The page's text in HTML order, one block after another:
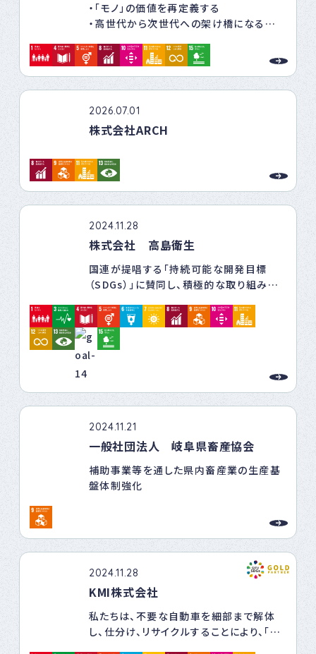
3. ジェンダー平等を実現しよう（目標5）
育児への父親の積極的な参加を促し、男
女ともに子育てしやすい社会を目指しま
す。
4. 住み続けられるまちづくりを（目標11）
地域の子育て支援ネットワークを強化し、
子育てしやすい環境を整え、地域活性化に
5. パートナーシップで目標を達成しよう
（目標17）
行政・企業・教育機関・地域団体と連携し、
ベビーダンスを軸にした持続可能な社会
この経営方針のもと、私たちはベビーダン
ス等の活動を通じて、より良い未来を築く
・「モノ」の価値を再定義する
・高世代から次世代への架け橋になる
【使命（ミッション）】
生い立ち・年齢・性別・病・既往症や障がい
で不当にしない、されない働く環境をつく
地域に雇用を生み、理念を伝え、浸透させ、
お客様も従業員も幸せになることを目指し
ます。
・社会貢献度の高い企業になる
お客様にとって良き隣人となり、法令遵守
モノの価値を再定義し、全ての人がより良
く生きるために、情報発信と教育活動を行
います。
2026.07.01
株式会社ARCH
2024.11.28
株式会社 高島衛生
国連が提唱する「持続可能な開発目標
（SDGs）」に賛同し、積極的な取り組みを
参ります。
2024.11.21
一般社団法人 岐阜県畜産協会
補助事業等を通した県内畜産業の生産基
盤体制強化
2024.11.28
KMI株式会社
私たちは、不要な自動車を細部まで解体
し、仕分け、リサイクルすることにより、「新